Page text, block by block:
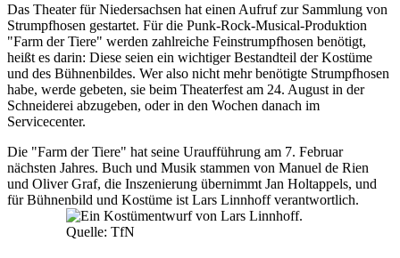
Das Theater für Niedersachsen hat einen Aufruf zur Sammlung von
Strumpfhosen gestartet. Für die Punk-Rock-Musical-Produktion
"Farm der Tiere" werden zahlreiche Feinstrumpfhosen benötigt,
heißt es darin: Diese seien ein wichtiger Bestandteil der Kostüme
und des Bühnenbildes. Wer also nicht mehr benötigte Strumpfhosen
habe, werde gebeten, sie beim Theaterfest am 24. August in der
Schneiderei abzugeben, oder in den Wochen danach im
Servicecenter.
Die "Farm der Tiere" hat seine Uraufführung am 7. Februar
nächsten Jahres. Buch und Musik stammen von Manuel de Rien
und Oliver Graf, die Inszenierung übernimmt Jan Holtappels, und
für Bühnenbild und Kostüme ist Lars Linnhoff verantwortlich.